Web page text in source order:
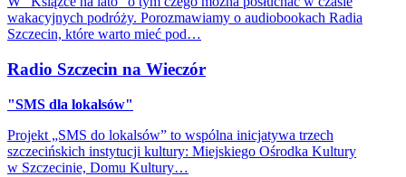
wakacyjnych podróży. Porozmawiamy o audiobookach Radia
Szczecin, które warto mieć pod…
Radio Szczecin na Wieczór
"SMS dla lokalsów"
Projekt „SMS do lokalsów” to wspólna inicjatywa trzech
szczecińskich instytucji kultury: Miejskiego Ośrodka Kultury
w Szczecinie, Domu Kultury…